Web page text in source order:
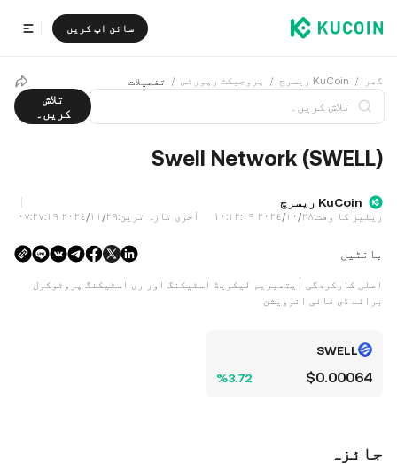
سائن اپ کریں
گھر KuCoin ریسرچ پروجیکٹ رپورٹس تفصیلات
تلاش
کریں۔
Swell Network (SWELL)
KuCoin ریسرچ
ریلیز کا وقت:٢٨‏/١٠‏/٢٠٢٤ ١٠:١٢:٠٩ آخری تازہ ترین:٢٩‏/١١‏/٢٠٢٤ ٠٧:٢٧:١٩
بانٹیں
اعلی کارکردگی ایتھیریم لیکویڈ اسٹیکنگ اور ری اسٹیکنگ پروٹوکول
برائے ڈی فائی انوویشن
SWELL
$0.00064
‮‭3.72‬%‬
جائزہ